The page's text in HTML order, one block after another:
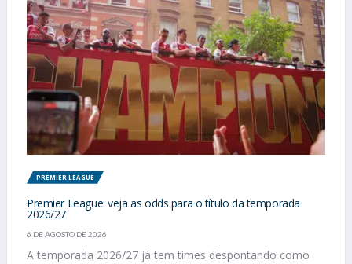
PREMIER LEAGUE
Premier League: veja as odds para o título da temporada
2026/27
6 DE AGOSTO DE 2026
A temporada 2026/27 já tem times despontando como